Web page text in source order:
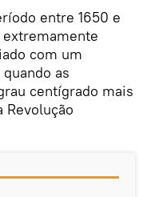
entre 1650 e
extremamente
com um
quando as
centígrado mais
Revolução